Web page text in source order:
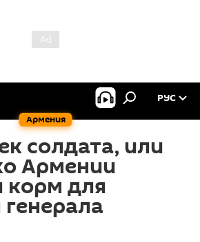
Армения
РУС
солдата, или
Армении
корм для